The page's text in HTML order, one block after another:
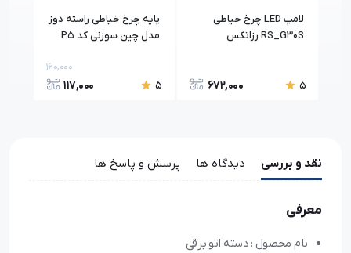
لامپ LED چرخ خیاطی
RS_G30S رزاتکس
5
672,000
پایه چرخ خیاطی راسته دوز
مدل چین سوزنی کد P5
5
160,000
117,000
نقد و بررسی دیدگاه ها پرسش و پاسخ ها
معرفی
نام محصول : دسته اتو برقی